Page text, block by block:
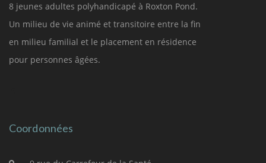
8 jeunes adultes polyhandicapé à Roxton Pond.
Un milieu de vie animé et transitoire entre la fin
en milieu familial et le placement en résidence
pour personnes âgées.
Coordonnées